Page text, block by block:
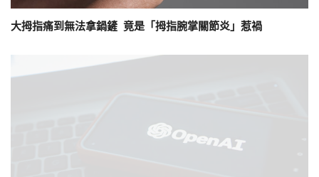
大拇指痛到無法拿鍋鏟 竟是「拇指腕掌關節炎」惹禍